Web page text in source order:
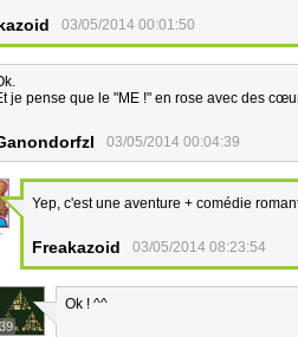
03/05/2014 00:01:50
je pense que le "ME !" en rose avec des
03/05/2014 00:04:39
Yep, c'est une aventure + comédie
Freakazoid 03/05/2014 08:23:54
39
Ok ! ^^